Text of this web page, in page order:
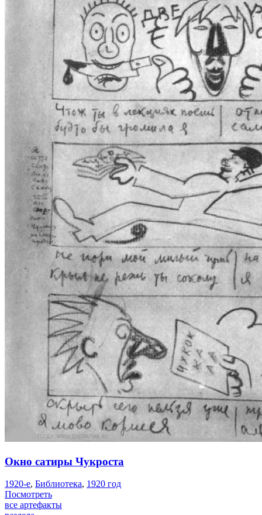
Окно сатиры Чукроста
1920-е, Библиотека, 1920 год
Посмотреть
все артефакты